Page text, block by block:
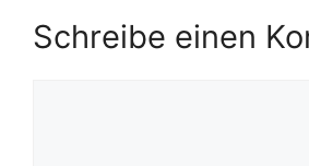
Schreibe einen